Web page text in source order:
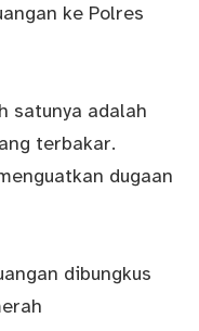
ke Polres
satunya adalah
terbakar.
dugaan
dibungkus